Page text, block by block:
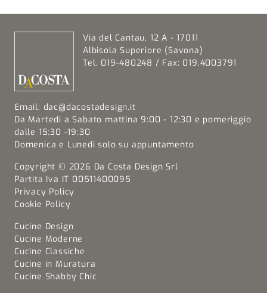
Via del Cantau, 12 A - 17011
Albisola Superiore (Savona)
Tel. 019-480248 / Fax: 019.4003791
Email: dac@dacostadesign.it
Da Martedi a Sabato mattina 9:00 - 12:30 e pomeriggio
dalle 15:30 -19:30
Domenica e Lunedi solo su appuntamento
Copyright © 2026 Da Costa Design Srl
Partita Iva IT 00511400095
Privacy Policy
Cookie Policy
Cucine Design
Cucine Moderne
Cucine Classiche
Cucine in Muratura
Cucine Shabby Chic